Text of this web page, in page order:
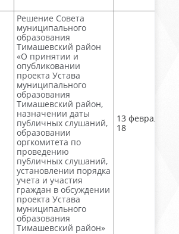
Решение Совета
муниципального
образования
Тимашевский район
«О принятии и
опубликовании
проекта Устава
муниципального
образования
Тимашевский район,
назначении даты
публичных слушаний,
образовании
оргкомитета по
проведению
публичных слушаний,
установлении порядка
учета и участия
граждан в обсуждении
проекта Устава
муниципального
образования
Тимашевский район»
13 февраля, №
18